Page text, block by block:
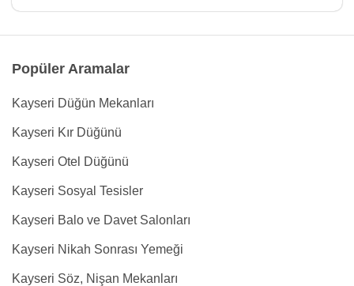
Popüler Aramalar
Kayseri Düğün Mekanları
Kayseri Kır Düğünü
Kayseri Otel Düğünü
Kayseri Sosyal Tesisler
Kayseri Balo ve Davet Salonları
Kayseri Nikah Sonrası Yemeği
Kayseri Söz, Nişan Mekanları